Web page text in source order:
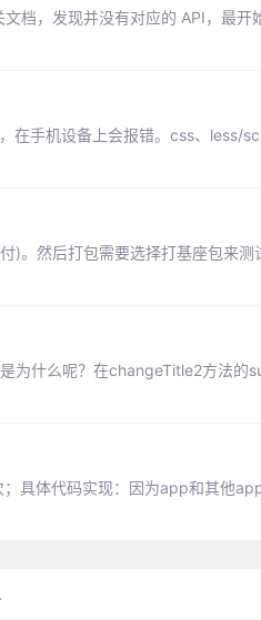
档，发现并没有对应的 API，最开
在手机设备上会报错。css、less/
。然后打包需要选择打基座包来测
为什么呢？在changeTitle2方法的
具体代码实现：因为app和其他